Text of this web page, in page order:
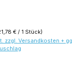
€ / 1 Stück)
zzgl. Versandkosten +